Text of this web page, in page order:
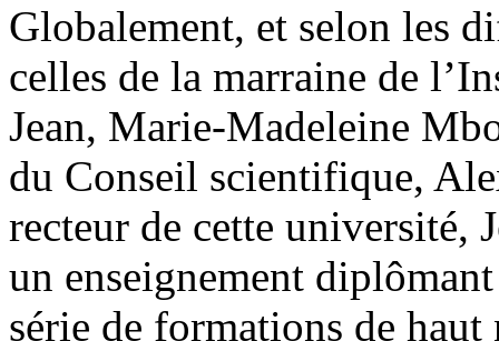
Globalement, et selon les
celles de la marraine de
Jean, Marie-Madeleine
du Conseil scientifique,
recteur de cette université,
un enseignement
série de formations de